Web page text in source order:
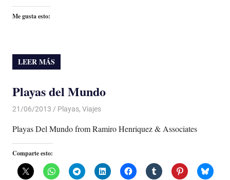
Me gusta esto:
LEER MÁS
Playas del Mundo
21/06/2013 Luis Castellanos
Playas, Viajes
Playas Del Mundo from Ramiro Henriquez & Associates
Comparte esto: